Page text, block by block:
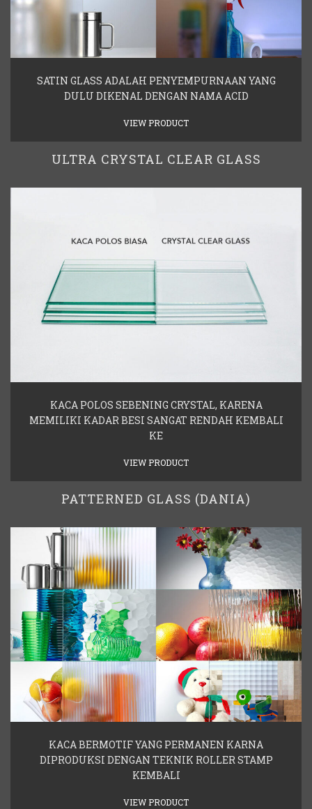
SATIN GLASS ADALAH PENYEMPURNAAN YANG
DULU DIKENAL DENGAN NAMA ACID
VIEW PRODUCT
ULTRA CRYSTAL CLEAR GLASS
KACA POLOS SEBENING CRYSTAL, KARENA
MEMILIKI KADAR BESI SANGAT RENDAH KEMBALI
KE
VIEW PRODUCT
PATTERNED GLASS (DANIA)
KACA BERMOTIF YANG PERMANEN KARNA
DIPRODUKSI DENGAN TEKNIK ROLLER STAMP
KEMBALI
VIEW PRODUCT